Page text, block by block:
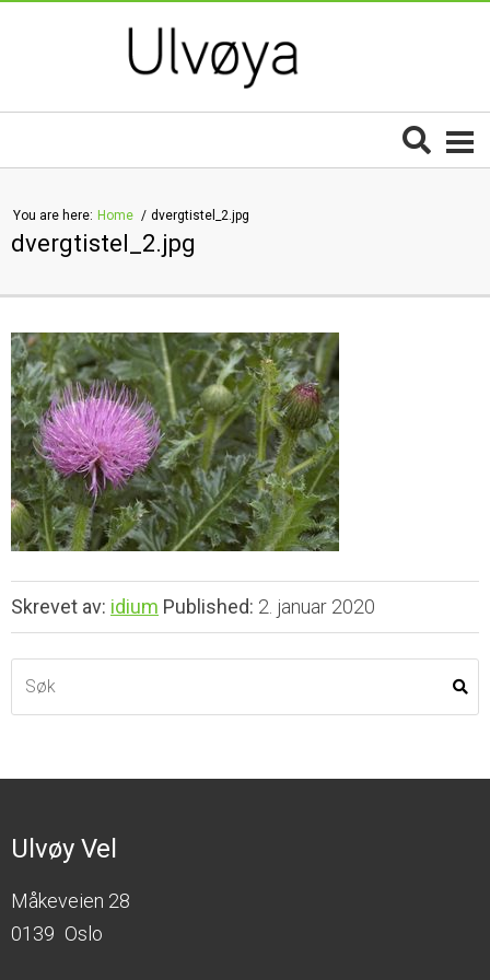
You are here: Home dvergtistel_2.jpg
dvergtistel_2.jpg
Skrevet av: idium Published: 2. januar 2020
Ulvøy Vel
Måkeveien 28
0139 Oslo